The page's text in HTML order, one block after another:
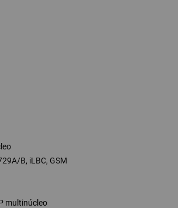
B, iLBC, GSM
multinúcleo